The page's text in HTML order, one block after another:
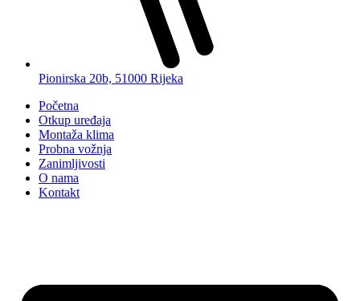
Pionirska 20b, 51000 Rijeka
Početna
Otkup uređaja
Montaža klima
Probna vožnja
Zanimljivosti
O nama
Kontakt